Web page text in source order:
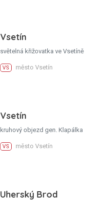
Vsetín
světelná křižovatka ve Vsetíně
VS město Vsetín
Vsetín
kruhový objezd gen. Klapálka
VS město Vsetín
Uherský Brod